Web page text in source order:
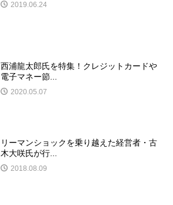
2019.06.24
西浦龍太郎氏を特集！クレジットカードや
電子マネー節...
2020.05.07
リーマンショックを乗り越えた経営者・古
木大咲氏が行...
2018.08.09